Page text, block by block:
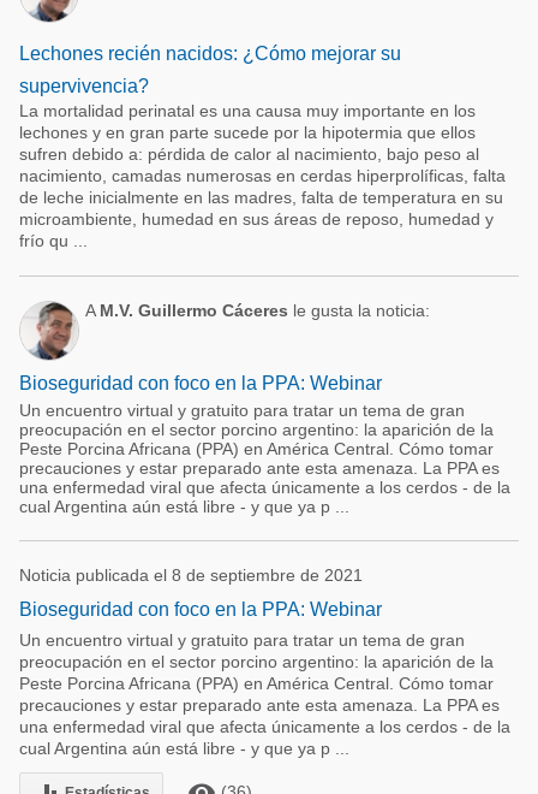
Lechones recién nacidos: ¿Cómo mejorar su
supervivencia?
La mortalidad perinatal es una causa muy importante en los
lechones y en gran parte sucede por la hipotermia que ellos
sufren debido a: pérdida de calor al nacimiento, bajo peso al
nacimiento, camadas numerosas en cerdas hiperprolíficas, falta
de leche inicialmente en las madres, falta de temperatura en su
microambiente, humedad en sus áreas de reposo, humedad y
frío qu ...
A M.V. Guillermo Cáceres le gusta la noticia:
Bioseguridad con foco en la PPA: Webinar
Un encuentro virtual y gratuito para tratar un tema de gran
preocupación en el sector porcino argentino: la aparición de la
Peste Porcina Africana (PPA) en América Central. Cómo tomar
precauciones y estar preparado ante esta amenaza. La PPA es
una enfermedad viral que afecta únicamente a los cerdos - de la
cual Argentina aún está libre - y que ya p ...
Noticia publicada el 8 de septiembre de 2021
Bioseguridad con foco en la PPA: Webinar
Un encuentro virtual y gratuito para tratar un tema de gran
preocupación en el sector porcino argentino: la aparición de la
Peste Porcina Africana (PPA) en América Central. Cómo tomar
precauciones y estar preparado ante esta amenaza. La PPA es
una enfermedad viral que afecta únicamente a los cerdos - de la
cual Argentina aún está libre - y que ya p ...